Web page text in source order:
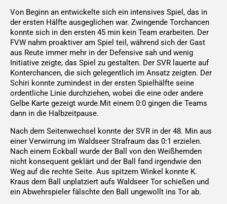
Von Beginn an entwickelte sich ein intensives Spiel, das in
der ersten Hälfte ausgeglichen war. Zwingende Torchancen
konnte sich in den ersten 45 min kein Team erarbeiten. Der
FVW nahm proaktiver am Spiel teil, während sich der Gast
aus Reute immer mehr in der Defensive sah und wenig
Initiative zeigte, das Spiel zu gestalten. Der SVR lauerte auf
Konterchancen, die sich gelegentlich im Ansatz zeigten. Der
Schiri konnte zumindest in der ersten Spielhälfte seine
ordentliche Linie durchziehen, wobei die eine oder andere
Gelbe Karte gezeigt wurde.Mit einem 0:0 gingen die Teams
dann in die Halbzeitpause.
Nach dem Seitenwechsel konnte der SVR in der 48. Min aus
einer Verwirrung im Waldseer Strafraum das 0:1 erzielen.
Nach einem Eckball wurde der Ball von den Weißhemden
nicht konsequent geklärt und der Ball fand irgendwie den
Weg auf die rechte Seite. Aus spitzem Winkel konnte K.
Kraus dem Ball unplatziert aufs Waldseer Tor schießen und
ein Abwehrspieler fälschte den Ball ungewollt ins Tor ab.